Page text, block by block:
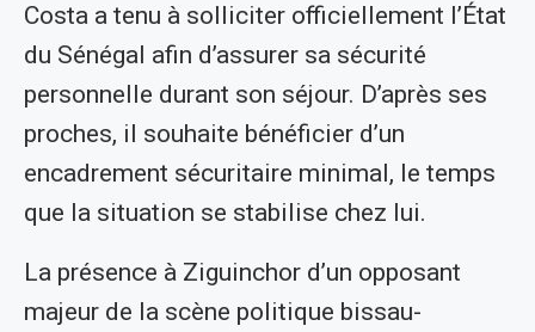
Costa a tenu à solliciter officiellement l’État
du Sénégal afin d’assurer sa sécurité
personnelle durant son séjour. D’après ses
proches, il souhaite bénéficier d’un
encadrement sécuritaire minimal, le temps
que la situation se stabilise chez lui.
La présence à Ziguinchor d’un opposant
majeur de la scène politique bissau-